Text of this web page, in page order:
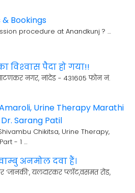
Bookings
procedure at Anandkunj ? …
पैदा हो गया!!
नगर, नांदेड - 431605 फोन नं.
Urine Therapy Marathi
Sarang Patil
Chikitsa, Urine Therapy,
- 1 …
अनमोल दवा हैं।
’जानकी’, यलदारकर प्लॉट,वसमत रोड,